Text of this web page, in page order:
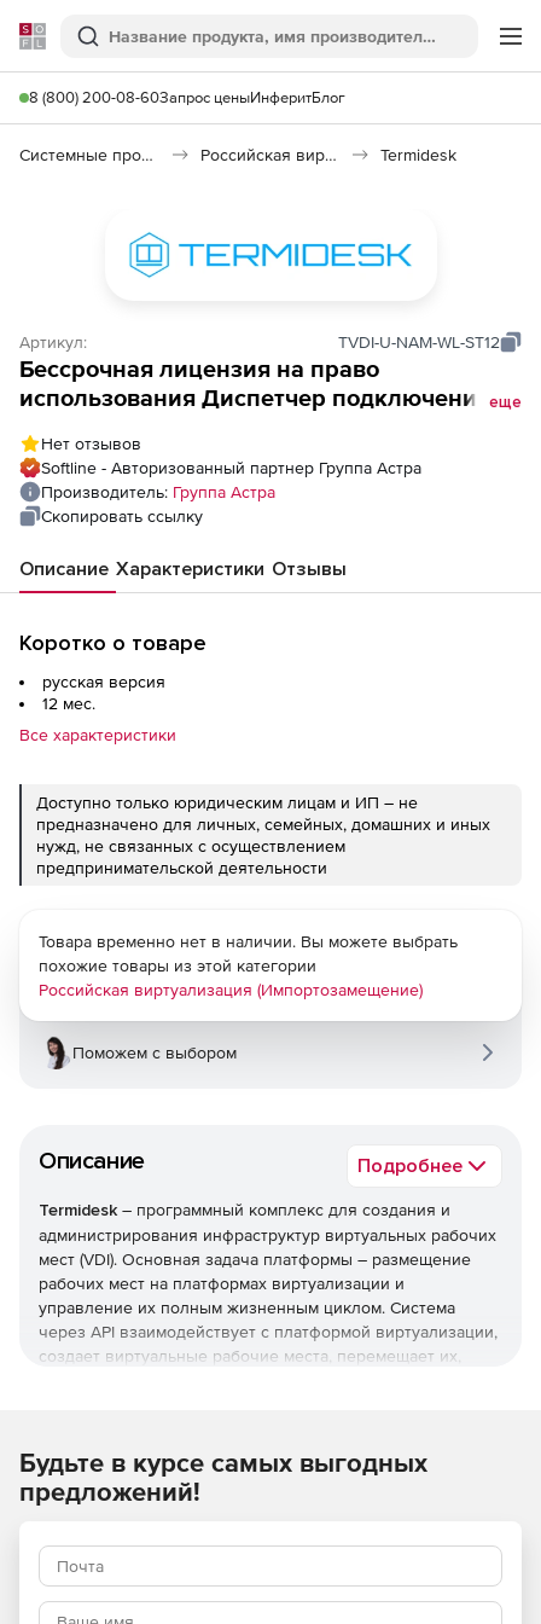
Softline
Поиск
8 (800) 200-08-60Запрос ценыИнферитБлог
Системные программы Российская виртуализация (Импортозамещение) Termidesk
Артикул: TVDI-U-NAM-WL-ST12
Бессрочная лицензия на право
использования Диспетчер подключений
го пользователя, предназначенная для
работы в платформах виртуализации oVirt,
VMware с поддержкой гостевых
включенной технической поддержкой тип
Стандарт на 12 мес.
еще
Нет отзывов
Softline - Авторизованный партнер Группа Астра
Производитель: Группа Астра
Скопировать ссылку
Описание Характеристики Отзывы
Коротко о товаре
русская версия
12 мес.
Все характеристики
Доступно только юридическим лицам и ИП – не
предназначено для личных, семейных, домашних и иных
нужд, не связанных с осуществлением
предпринимательской деятельности
Описание Подробнее
Termidesk – программный комплекс для создания и
администрирования инфраструктур виртуальных рабочих
мест (VDI). Основная задача платформы – размещение
рабочих мест на платформах виртуализации и
управление их полным жизненным циклом. Система
через API взаимодействует с платформой виртуализации,
создает виртуальные рабочие места, перемещает их,
Основные возможности:
подключение к Виртуальным Рабочим Местам (ВРМ)
происходит с помощью любого современного
браузера с поддержкой HTML5 или специального
Товара временно нет в наличии. Вы можете выбрать
похожие товары из этой категории
Российская виртуализация (Импортозамещение)
Поможем с выбором
Будьте в курсе самых выгодных
предложений!